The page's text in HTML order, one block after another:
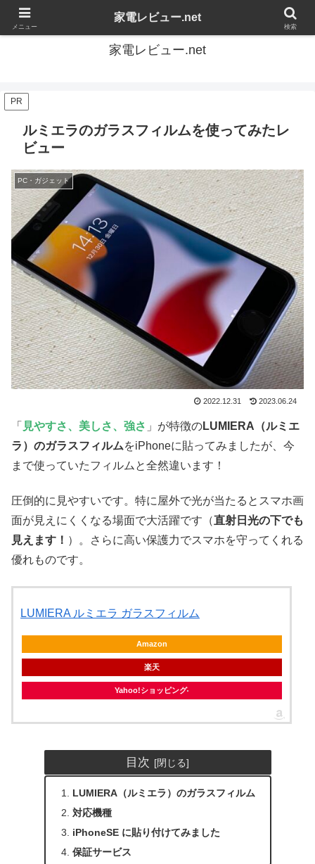
家電の感想を自由にレビューするブログです
家電レビュー.net
PR
ルミエラのガラスフィルムを使ってみたレ
ビュー
PC・ガジェット
2022.12.31 2023.06.24
「 見やすさ、美しさ、強さ 」が特徴のLUMIERA（ルミエ
ラ）のガラスフィルムをiPhoneに貼ってみましたが、今
まで使っていたフィルムと全然違います！
圧倒的に見やすいです。特に屋外で光が当たるとスマホ画
面が見えにくくなる場面で大活躍です（直射日光の下でも
見えます！ ）。さらに高い保護力でスマホを守ってくれる
優れものです。
LUMIERA ルミエラ ガラスフィルム
Amazon
楽天
Yahoo!ショッピング
目次
LUMIERA（ルミエラ）のガラスフィルム
対応機種
iPhoneSE に貼り付けてみました
保証サービス
メニュー
家電レビュー.net
検索